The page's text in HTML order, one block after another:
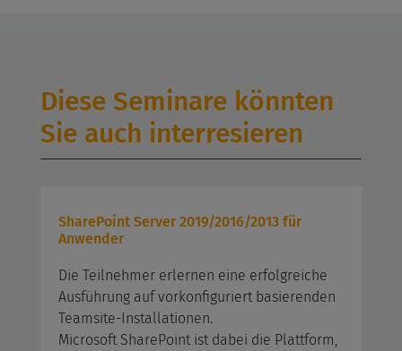
Diese Seminare könnten
Sie auch interresieren
SharePoint Server 2019/2016/2013 für
Anwender
Die Teilnehmer erlernen eine erfolgreiche
Ausführung auf vorkonfiguriert basierenden
Teamsite-Installationen.
Microsoft SharePoint ist dabei die Plattform,